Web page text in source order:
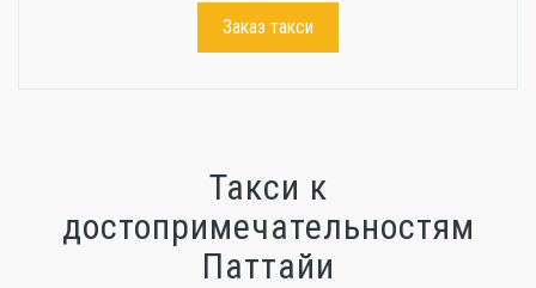
Заказ такси
Такси к
достопримечательностям
Паттайи